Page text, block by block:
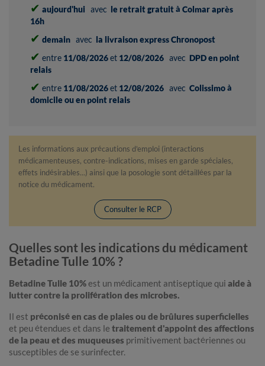
✔ aujourd'hui avec le retrait gratuit à Colmar après
16h
✔ demain avec la livraison express Chronopost
✔ entre 11/08/2026et 12/08/2026 avec DPD en point
relais
✔ entre 11/08/2026et 12/08/2026 avec Colissimo à
domicile ou en point relais
Les informations aux précautions d'emploi (interactions
médicamenteuses, contre-indications, mises en garde spéciales,
effets indésirables...) ainsi que la posologie sont détaillées par la
notice du médicament.
Consulter le RCP
Quelles sont les indications du médicament
Betadine Tulle 10% ?
Betadine Tulle 10%est un médicament antiseptique qui aide à
lutter contre la prolifération des microbes.
Il est préconisé en cas de plaies ou de brûlures superficielles
et peu étendues et dans le traitement d'appoint des affections
de la peau et des muqueuses primitivement bactériennes ou
susceptibles de se surinfecter.